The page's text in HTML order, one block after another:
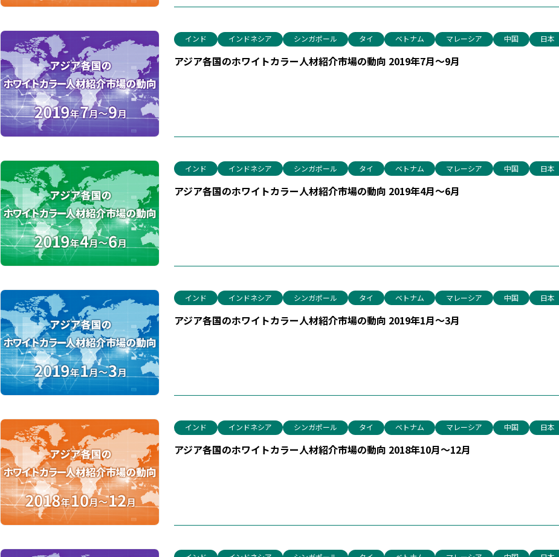
インド インドネシア シンガポール タイ ベトナム マレーシア 中国 日本
アジア各国のホワイトカラー人材紹介市場の動向 2019年7月～9月
インド インドネシア シンガポール タイ ベトナム マレーシア 中国 日本
アジア各国のホワイトカラー人材紹介市場の動向 2019年4月～6月
インド インドネシア シンガポール タイ ベトナム マレーシア 中国 日本
アジア各国のホワイトカラー人材紹介市場の動向 2019年1月～3月
インド インドネシア シンガポール タイ ベトナム マレーシア 中国 日本
アジア各国のホワイトカラー人材紹介市場の動向 2018年10月～12月